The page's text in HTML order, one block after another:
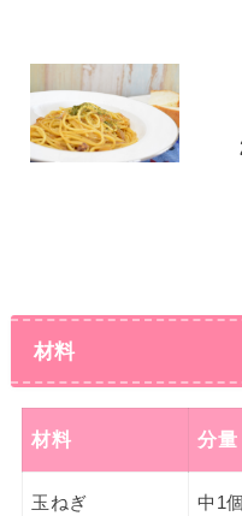
材料
材料 分量
玉ねぎ 中1個